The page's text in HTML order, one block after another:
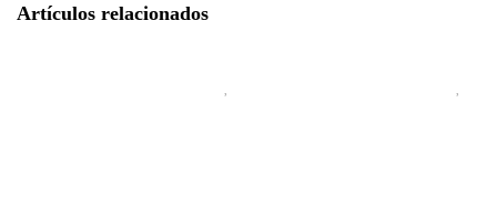
Artículos relacionados